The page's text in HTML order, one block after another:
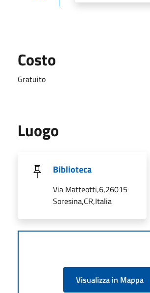
Costo
Gratuito
Luogo
Biblioteca
Via Matteotti,6,26015
Soresina,CR,Italia
Visualizza in Mappa